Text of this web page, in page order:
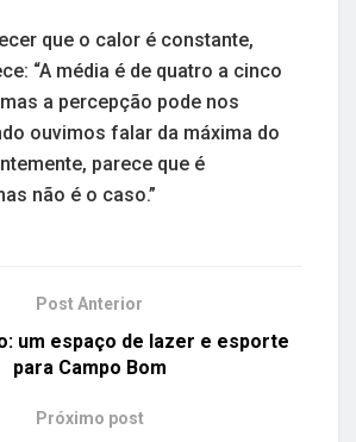
que o calor é constante,
“A média é de quatro a cinco
a percepção pode nos
ouvimos falar da máxima do
parece que é
não é o caso.”
Post Anterior
um espaço de lazer e esporte
para Campo Bom
Próximo post